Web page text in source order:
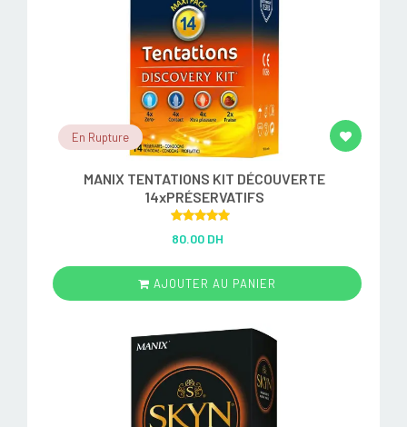
En Rupture
MANIX TENTATIONS KIT DÉCOUVERTE
14xPRÉSERVATIFS
out of 5
80.00 DH
AJOUTER AU PANIER